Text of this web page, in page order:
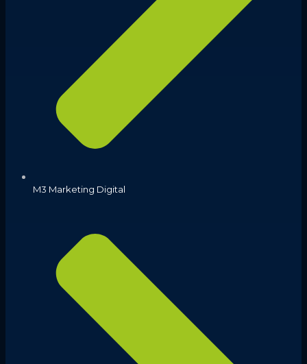
M3 Marketing Digital